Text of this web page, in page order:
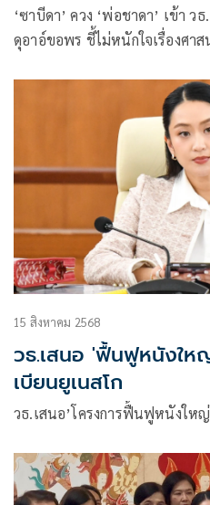
‘ซาบีดา’ ควง ‘พ่อชาดา’ เข้า
ดุอาอ์ขอพร ชี้ไม่หนักใจเรื่องศา
15 สิงหาคม 2568
วธ.เสนอ 'ฟื้นฟูหนังให
เบียนยูเนสโก
วธ.เสนอ’โครงการฟื้นฟูหนังใ